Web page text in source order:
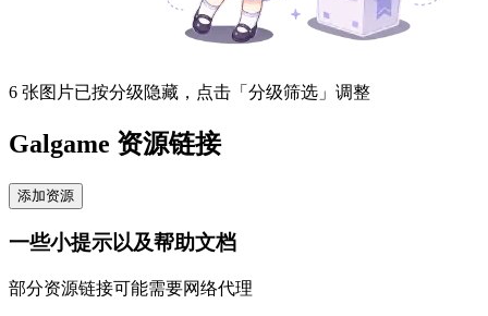
6 张图片已按分级隐藏，点击「分级筛选」调整
Galgame 资源链接
添加资源
一些小提示以及帮助文档
部分资源链接可能需要网络代理